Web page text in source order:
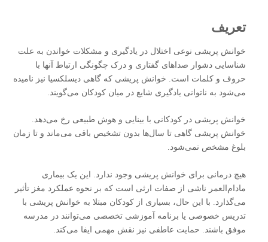
تعریف
خوانش‌ پریشی نوعی اختلال در یادگیری و مشکلات خواندن به علت
شناسایی دشوار صداهای گفتاری و درک چگونگی ارتباط آنها با
حروف و کلمات است. خوانش‌ پریشی که گاهی دیسلکسیا نیز نامیده
می‌شود به ناتوانی یادگیری شایع در میان کودکان می‌گویند.
خوانش‌ پریشی در کودکانی با بینایی و هوش طبیعی رخ می‌دهد.
خوانش ‌پریشی گاهی تا سال‌ها بدون تشخیص باقی می‌ماند و تا زمان
بلوغ مشخص نمی‌شود.
هیچ درمانی برای خوانش‌ پریشی وجود ندارد. این یک بیماری
مادام‌العمر ناشی از صفات ارثی است که بر نحوه عملکرد مغز تأثیر
می‌گذارد. با این حال، بسیاری از کودکان مبتلا به خوانش ‌پریشی با
تدریس خصوصی یا برنامه آموزشی تخصصی می‌توانند در مدرسه
موفق باشند. حمایت عاطفی نیز نقش مهمی ایفا می‌کند.